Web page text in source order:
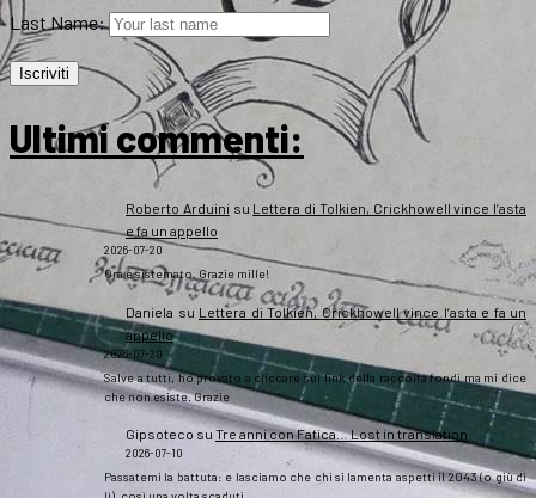
Last Name:
Ultimi commenti:
Roberto Arduini su Lettera di Tolkien, Crickhowell vince l’asta
e fa un appello
2026-07-20
Ora è sistemato. Grazie mille!
Daniela su Lettera di Tolkien, Crickhowell vince l’asta e fa un
appello
2026-07-20
Salve a tutti, ho provato a cliccare sul link della raccolta fondi ma mi dice
che non esiste. Grazie
Gipsoteco su Tre anni con Fatica… Lost in translation
2026-07-10
Passatemi la battuta: e lasciamo che chi si lamenta aspetti il 2043 (o giù di